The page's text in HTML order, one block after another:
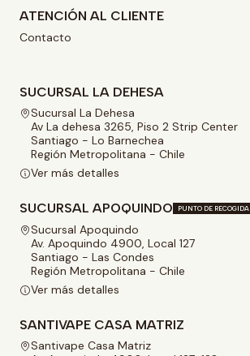
ATENCIÓN AL CLIENTE
Contacto
SUCURSAL LA DEHESA
Sucursal La Dehesa
Av La dehesa 3265, Piso 2 Strip Center
Santiago - Lo Barnechea
Región Metropolitana - Chile
Ver más detalles
SUCURSAL APOQUINDO PUNTO DE RECOGIDA
Sucursal Apoquindo
Av. Apoquindo 4900, Local 127
Santiago - Las Condes
Región Metropolitana - Chile
Ver más detalles
SANTIVAPE CASA MATRIZ
Santivape Casa Matriz